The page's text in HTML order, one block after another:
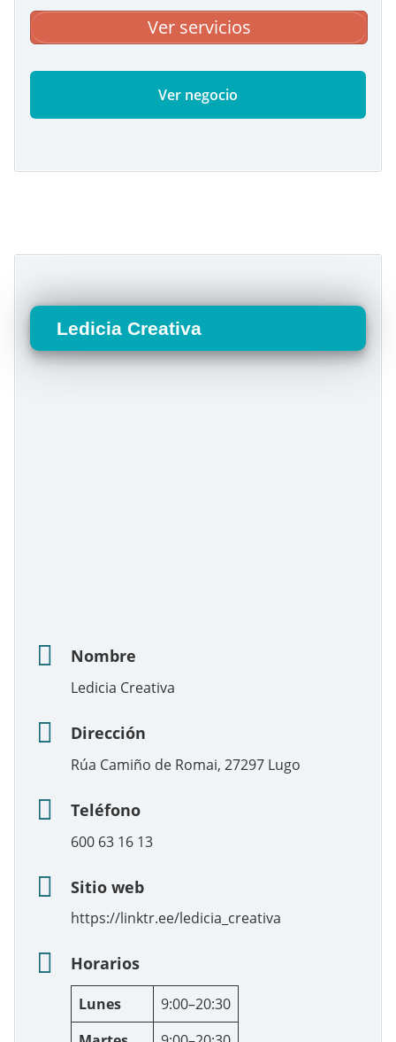
Ver servicios
Ver negocio
Ledicia Creativa
Nombre
Ledicia Creativa
Dirección
Rúa Camiño de Romai, 27297 Lugo
Teléfono
600 63 16 13
Sitio web
https://linktr.ee/ledicia_creativa
Horarios
Lunes
9:00–20:30